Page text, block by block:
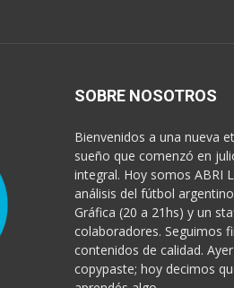
SOBRE NOSOTROS
Bienvenidos a una nueva
sueño que comenzó en
integral. Hoy somos ABRI
análisis del fútbol
Gráfica (20 a 21hs) y un
colaboradores. Seguimos
contenidos de calidad.
copypaste; hoy decimos